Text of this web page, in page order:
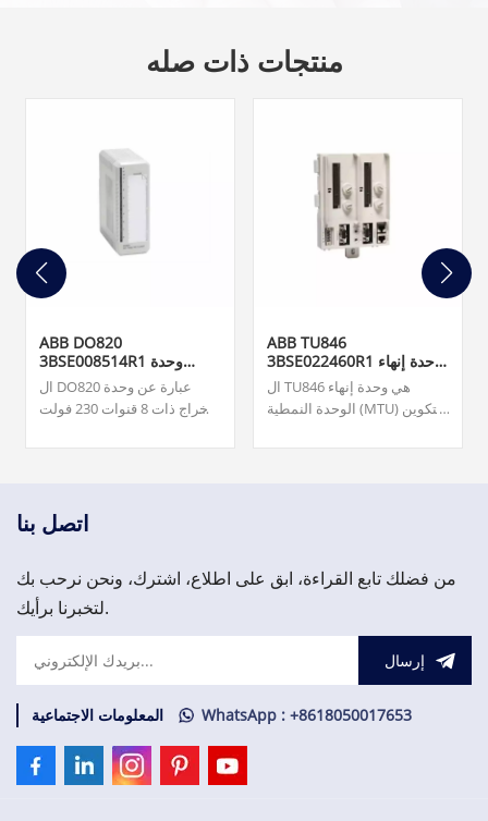
منتجات ذات صله
ABB DO820
3BSE008514R1 وحدة
الإخراج الرقميال DO820 عبارة عن وحدة
إخراج ذات 8 قنوات 230 فولت
S800 I/O. فريقنا متاح على مدار
العاجلة من قطع الغيار المهمة،
ABB TU846
3BSE022460R1 وحدة إنهاء
الوحدةال TU846 هي وحدة إنهاء
الوحدة النمطية (MTU) للتكوين
CI840/CI840A والإدخال/
اتصل بنا
من فضلك تابع القراءة، ابق على اطلاع، اشترك، ونحن نرحب بك
لتخبرنا برأيك.
إرسال
المعلومات الاجتماعية WhatsApp : +8618050017653